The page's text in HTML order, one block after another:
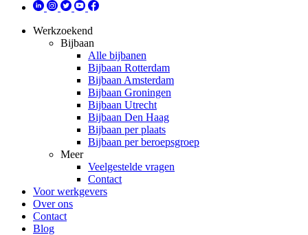
Werkzoekend
Bijbaan
Alle bijbanen
Bijbaan Rotterdam
Bijbaan Amsterdam
Bijbaan Groningen
Bijbaan Utrecht
Bijbaan Den Haag
Bijbaan per plaats
Bijbaan per beroepsgroep
Meer
Veelgestelde vragen
Contact
Voor werkgevers
Over ons
Contact
Blog